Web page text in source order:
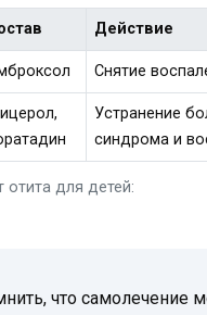
отита для детей:
Действие
Снятие
Устранение
синдрома и
что самолечение